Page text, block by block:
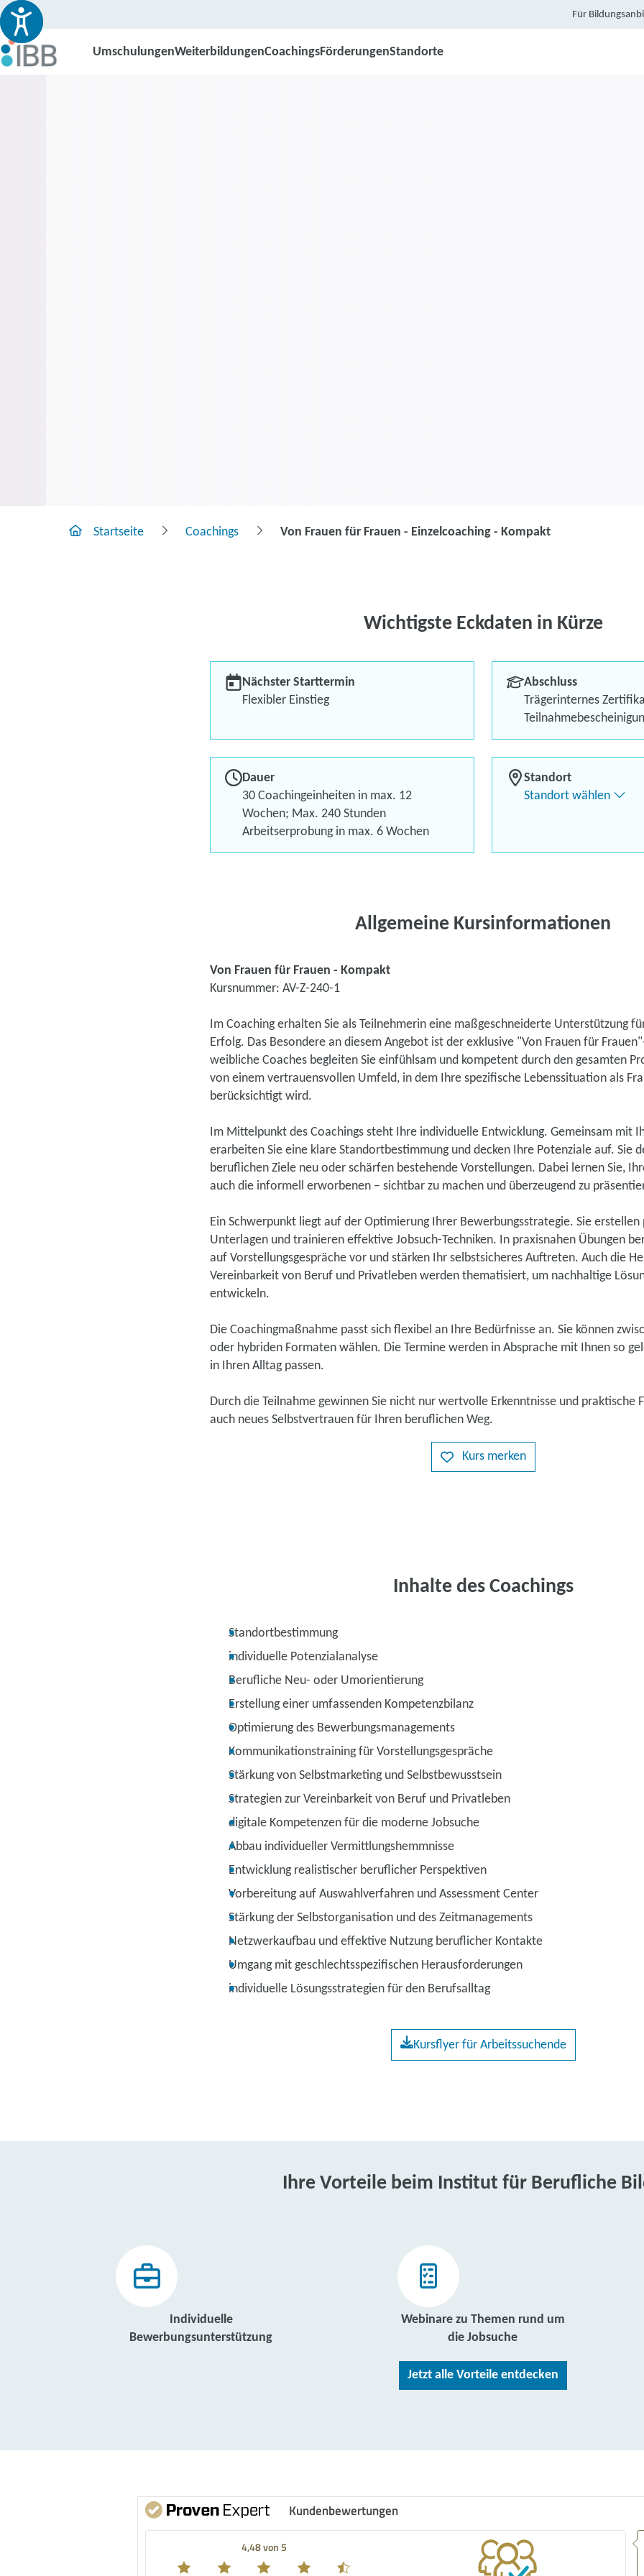
Für
UmschulungenWeiterbildungenCoachingsFörderungenStandorte
Maßgeschneiderte
Persönliche
Teilnahme von zu Hause
Kostenlos mit
Kursanfrage
Startseite Coachings Von Frauen für Frauen - Einzelcoaching - Kompakt
Wichtigste Eckdaten in Kürze
Nächster Starttermin
Flexibler Einstieg
Abschluss
Trägerinternes
Dauer
30 Coachingeinheiten in max. 12
Wochen; Max. 240 Stunden
Arbeitserprobung in max. 6 Wochen
Standort
Standort wählen
Allgemeine Kursinformationen
Von Frauen für Frauen - Kompakt
Kursnummer: AV-Z-240-1
Im Coaching erhalten Sie als Teilnehmerin eine maßgeschneiderte Unterstützung
Erfolg. Das Besondere an diesem Angebot ist der exklusive "Von Frauen für
weibliche Coaches begleiten Sie einfühlsam und kompetent durch den gesamten
von einem vertrauensvollen Umfeld, in dem Ihre spezifische Lebenssituation als
berücksichtigt wird.
Im Mittelpunkt des Coachings steht Ihre individuelle Entwicklung. Gemeinsam mit
erarbeiten Sie eine klare Standortbestimmung und decken Ihre Potenziale auf. Sie
beruflichen Ziele neu oder schärfen bestehende Vorstellungen. Dabei lernen Sie,
auch die informell erworbenen – sichtbar zu machen und überzeugend zu
Ein Schwerpunkt liegt auf der Optimierung Ihrer Bewerbungsstrategie. Sie
Unterlagen und trainieren effektive Jobsuch-Techniken. In praxisnahen Übungen
auf Vorstellungsgespräche vor und stärken Ihr selbstsicheres Auftreten. Auch die
Vereinbarkeit von Beruf und Privatleben werden thematisiert, um nachhaltige
entwickeln.
Die Coachingmaßnahme passt sich flexibel an Ihre Bedürfnisse an. Sie können
oder hybriden Formaten wählen. Die Termine werden in Absprache mit Ihnen so
in Ihren Alltag passen.
Durch die Teilnahme gewinnen Sie nicht nur wertvolle Erkenntnisse und praktische
auch neues Selbstvertrauen für Ihren beruflichen Weg.
Kurs merken
Inhalte des Coachings
Standortbestimmung
individuelle Potenzialanalyse
Berufliche Neu- oder Umorientierung
Erstellung einer umfassenden Kompetenzbilanz
Optimierung des Bewerbungsmanagements
Kommunikationstraining für Vorstellungsgespräche
Stärkung von Selbstmarketing und Selbstbewusstsein
Strategien zur Vereinbarkeit von Beruf und Privatleben
digitale Kompetenzen für die moderne Jobsuche
Abbau individueller Vermittlungshemmnisse
Entwicklung realistischer beruflicher Perspektiven
Vorbereitung auf Auswahlverfahren und Assessment Center
Stärkung der Selbstorganisation und des Zeitmanagements
Netzwerkaufbau und effektive Nutzung beruflicher Kontakte
Umgang mit geschlechtsspezifischen Herausforderungen
individuelle Lösungsstrategien für den Berufsalltag
Kursflyer für Arbeitssuchende
Ihre Vorteile beim Institut für Berufliche
Individuelle
Bewerbungsunterstützung
Webinare zu Themen rund um
die Jobsuche
Jetzt alle Vorteile entdecken
Kundenbewertungen
4,48 von 5 Empfehlung! Ich bin sehr
dem Service vom IBB. Die
kompetent, freundlich und